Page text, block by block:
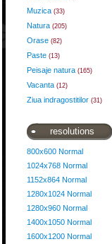
Muzica (33)
Natura (205)
Orase (82)
Paste (13)
Peisaje natura (165)
Vacanta (12)
Ziua indragostitilor (31)
resolutions
800x600 Normal
1024x768 Normal
1152x864 Normal
1280x1024 Normal
1280x960 Normal
1400x1050 Normal
1600x1200 Normal